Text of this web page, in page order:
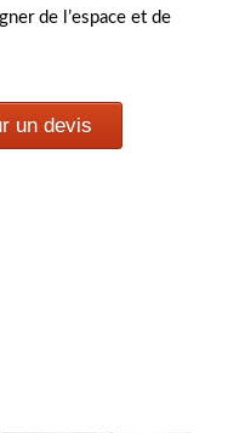
de l’espace et de
un devis